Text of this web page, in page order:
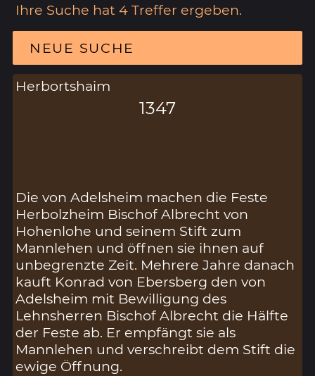
Ihre Suche hat 4 Treffer ergeben.
NEUE SUCHE
Herbortshaim
1347
Die von Adelsheim machen die Feste
Herbolzheim Bischof Albrecht von
Hohenlohe und seinem Stift zum
Mannlehen und öffnen sie ihnen auf
unbegrenzte Zeit. Mehrere Jahre danach
kauft Konrad von Ebersberg den von
Adelsheim mit Bewilligung des
Lehnsherren Bischof Albrecht die Hälfte
der Feste ab. Er empfängt sie als
Mannlehen und verschreibt dem Stift die
ewige Öffnung.